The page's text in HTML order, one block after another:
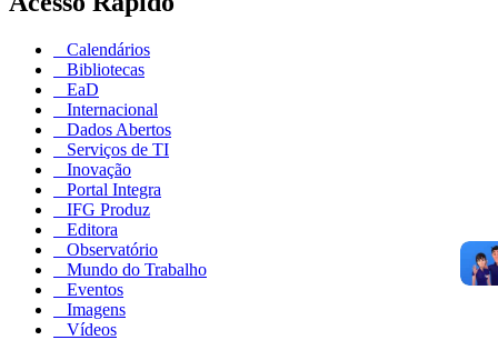
Calendários
Bibliotecas
EaD
Internacional
Dados Abertos
Serviços de TI
Inovação
Portal Integra
IFG Produz
Editora
Observatório
Mundo do Trabalho
Eventos
Imagens
Vídeos